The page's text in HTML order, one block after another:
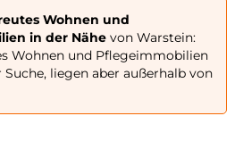
Wohnen und
in der Nähevon Warstein:
Wohnen und Pflegeimmobilien
Suche, liegen aber außerhalb von